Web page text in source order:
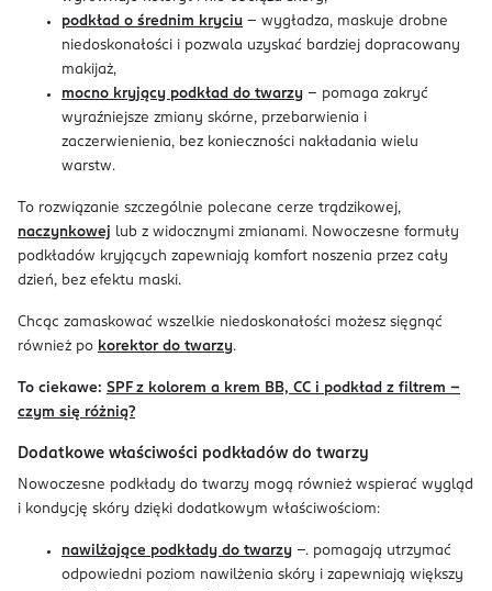
podkład o średnim kryciu – wygładza, maskuje drobne
niedoskonałości i pozwala uzyskać bardziej dopracowany
makijaż,
mocno kryjący podkład do twarzy – pomaga zakryć
wyraźniejsze zmiany skórne, przebarwienia i
zaczerwienienia, bez konieczności nakładania wielu
warstw.
To rozwiązanie szczególnie polecane cerze trądzikowej,
naczynkowej lub z widocznymi zmianami. Nowoczesne formuły
podkładów kryjących zapewniają komfort noszenia przez cały
dzień, bez efektu maski.
Chcąc zamaskować wszelkie niedoskonałości możesz sięgnąć
również po korektor do twarzy.
To ciekawe: SPF z kolorem a krem BB, CC i podkład z filtrem –
czym się różnią?
Dodatkowe właściwości podkładów do twarzy
Nowoczesne podkłady do twarzy mogą również wspierać wygląd
i kondycję skóry dzięki dodatkowym właściwościom:
nawilżające podkłady do twarzy –. pomagają utrzymać
odpowiedni poziom nawilżenia skóry i zapewniają większy